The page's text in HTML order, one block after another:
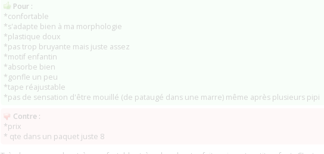
Pour :
*confortable
*s'adapte bien à ma morphologie
*plastique doux
*pas trop bruyante mais juste assez
*motif enfantin
*absorbe bien
*gonfle un peu
*tape réajustable
*pas de sensation d'être mouillé (de pataugé dans une marre) même après plusieurs pipi
Contre :
*prix
* qte dans un paquet juste 8